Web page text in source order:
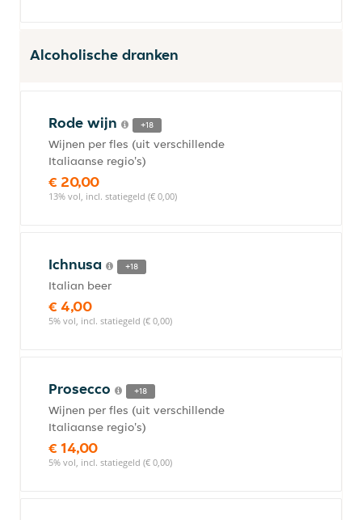
Alcoholische dranken
Rode wijn +18
Wijnen per fles (uit verschillende
Italiaanse regio's)
€ 20,00
13% vol, incl. statiegeld (€ 0,00)
Ichnusa +18
Italian beer
€ 4,00
5% vol, incl. statiegeld (€ 0,00)
Prosecco +18
Wijnen per fles (uit verschillende
Italiaanse regio's)
€ 14,00
5% vol, incl. statiegeld (€ 0,00)